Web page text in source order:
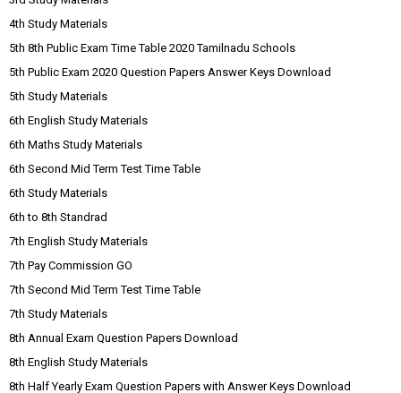
4th Study Materials
5th 8th Public Exam Time Table 2020 Tamilnadu Schools
5th Public Exam 2020 Question Papers Answer Keys Download
5th Study Materials
6th English Study Materials
6th Maths Study Materials
6th Second Mid Term Test Time Table
6th Study Materials
6th to 8th Standrad
7th English Study Materials
7th Pay Commission GO
7th Second Mid Term Test Time Table
7th Study Materials
8th Annual Exam Question Papers Download
8th English Study Materials
8th Half Yearly Exam Question Papers with Answer Keys Download